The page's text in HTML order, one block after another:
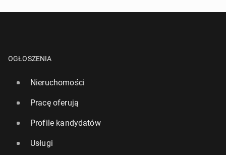
OGŁOSZENIA
Nieruchomości
Pracę oferują
Profile kandydatów
Usługi